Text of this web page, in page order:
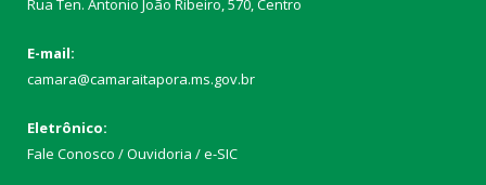
Rua Ten. Antonio João Ribeiro, 570, Centro
E-mail:
camara@camaraitapora.ms.gov.br
Eletrônico:
Fale Conosco / Ouvidoria / e-SIC